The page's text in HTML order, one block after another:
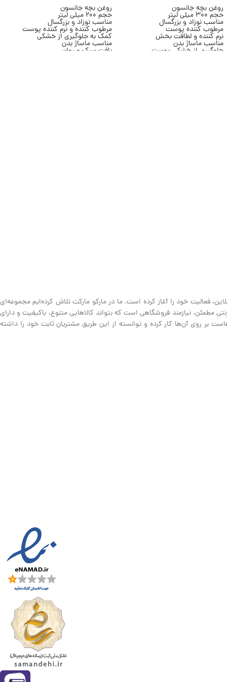
روغن بچه جانسون
حجم 300 میلی لیتر
مناسب نوزاد و بزرگسال
مرطوب کننده پوست
نرم کننده و لطافت بخش
مناسب ماساژ بدن
جلوگیری از خشکی پوست
روغن بچه جانسون
حجم 200 میلی لیتر
مناسب نوزاد و بزرگسال
مرطوب کننده و نرم کننده پوست
کمک به جلوگیری از خشکی
مناسب ماساژ بدن
بافت سبک و روان
فعالیت خود را آغاز کرده است. ما در مارکو مارکت تلاش کرده‌ایم مجموعه‌ای
مطمئن، نیازمند فروشگاهی است که بتواند کالاهایی متنوع، باکیفیت و دارای
بر روی آن‌ها کار کرده و توانسته از این طریق مشتریان ثابت خود را داشته